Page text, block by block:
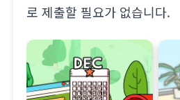
로 제출할 필요가 없습니다.